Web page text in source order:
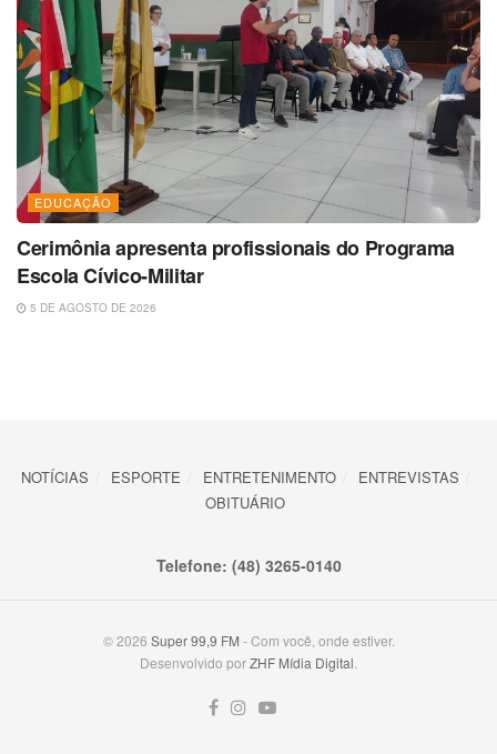
EDUCAÇÃO
Cerimônia apresenta profissionais do Programa
Escola Cívico-Militar
5 DE AGOSTO DE 2026
NOTÍCIAS ESPORTE ENTRETENIMENTO
ENTREVISTAS
OBITUÁRIO
Telefone: (48) 3265-0140
© 2026 Super 99,9 FM - Com você, onde estiver.
Desenvolvido porZHF Mídia Digital